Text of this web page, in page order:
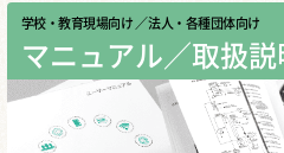
学校・教育現場向け ／ 法人・各種団体向け
マニュアル／取扱説